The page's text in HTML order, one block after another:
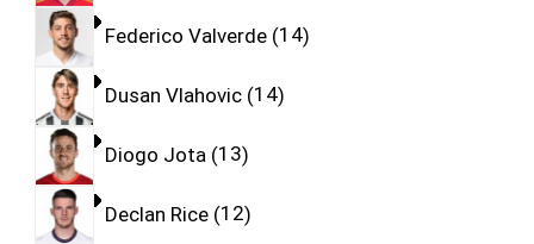
Federico Valverde 14
Dusan Vlahovic 14
Diogo Jota 13
Declan Rice 12